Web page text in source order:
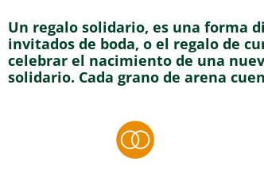
Un regalo solidario, es una forma
invitados de boda, o el regalo de
celebrar el nacimiento de una
solidario. Cada grano de arena